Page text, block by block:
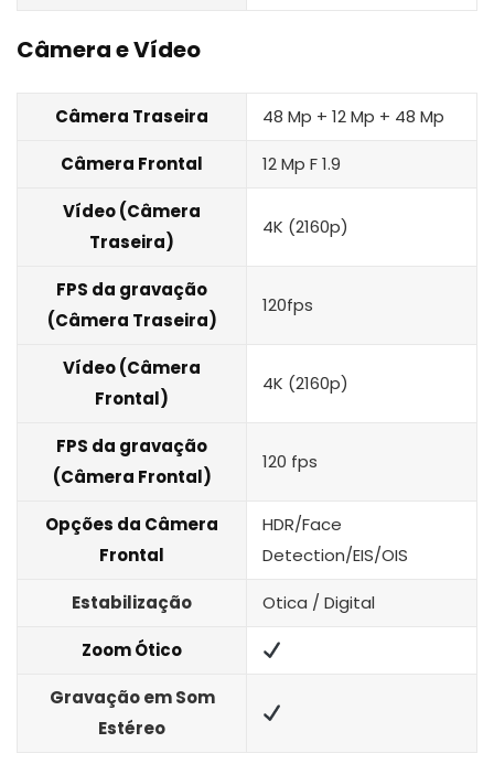
Câmera e Vídeo
Câmera Traseira 48 Mp + 12 Mp + 48 Mp
Câmera Frontal 12 Mp F 1.9
Vídeo (Câmera
Traseira)
4K (2160p)
FPS da gravação
(Câmera Traseira)
120fps
Vídeo (Câmera
Frontal)
4K (2160p)
FPS da gravação
(Câmera Frontal)
120 fps
Opções da Câmera
Frontal
HDR/Face
Detection/EIS/OIS
Estabilização Otica / Digital
Zoom Ótico
Gravação em Som
Estéreo